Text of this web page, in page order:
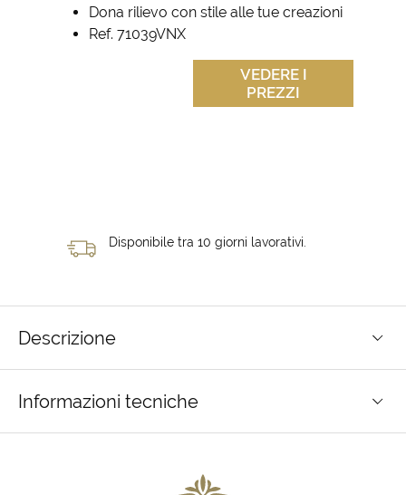
Dona rilievo con stile alle tue creazioni
Ref. 71039VNX
VEDERE I
PREZZI
Disponibile tra 10 giorni lavorativi.
Descrizione
Informazioni tecniche